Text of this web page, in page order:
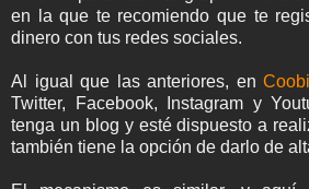
en la que te recomiendo que te
dinero con tus redes sociales.
Al igual que las anteriores, en
Twitter, Facebook, Instagram y
tenga un blog y esté dispuesto a
también tiene la opción de darlo de